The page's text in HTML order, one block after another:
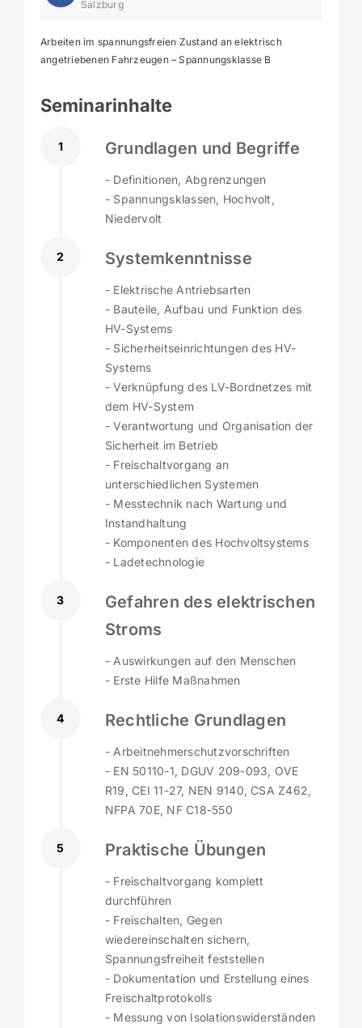
Salzburg
Arbeiten im spannungsfreien Zustand an elektrisch
angetriebenen Fahrzeugen – Spannungsklasse B
Seminarinhalte
1 Grundlagen und Begriffe
- Definitionen, Abgrenzungen
- Spannungsklassen, Hochvolt,
Niedervolt
2 Systemkenntnisse
- Elektrische Antriebsarten
- Bauteile, Aufbau und Funktion des
HV-Systems
- Sicherheitseinrichtungen des HV-
Systems
- Verknüpfung des LV-Bordnetzes mit
dem HV-System
- Verantwortung und Organisation der
Sicherheit im Betrieb
- Freischaltvorgang an
unterschiedlichen Systemen
- Messtechnik nach Wartung und
Instandhaltung
- Komponenten des Hochvoltsystems
- Ladetechnologie
3
Gefahren des elektrischen
Stroms
- Auswirkungen auf den Menschen
- Erste Hilfe Maßnahmen
4 Rechtliche Grundlagen
- Arbeitnehmerschutzvorschriften
- EN 50110-1, DGUV 209-093, OVE
R19, CEI 11-27, NEN 9140, CSA Z462,
NFPA 70E, NF C18-550
5 Praktische Übungen
- Freischaltvorgang komplett
durchführen
- Freischalten, Gegen
wiedereinschalten sichern,
Spannungsfreiheit feststellen
- Dokumentation und Erstellung eines
Freischaltprotokolls
- Messung von Isolationswiderständen